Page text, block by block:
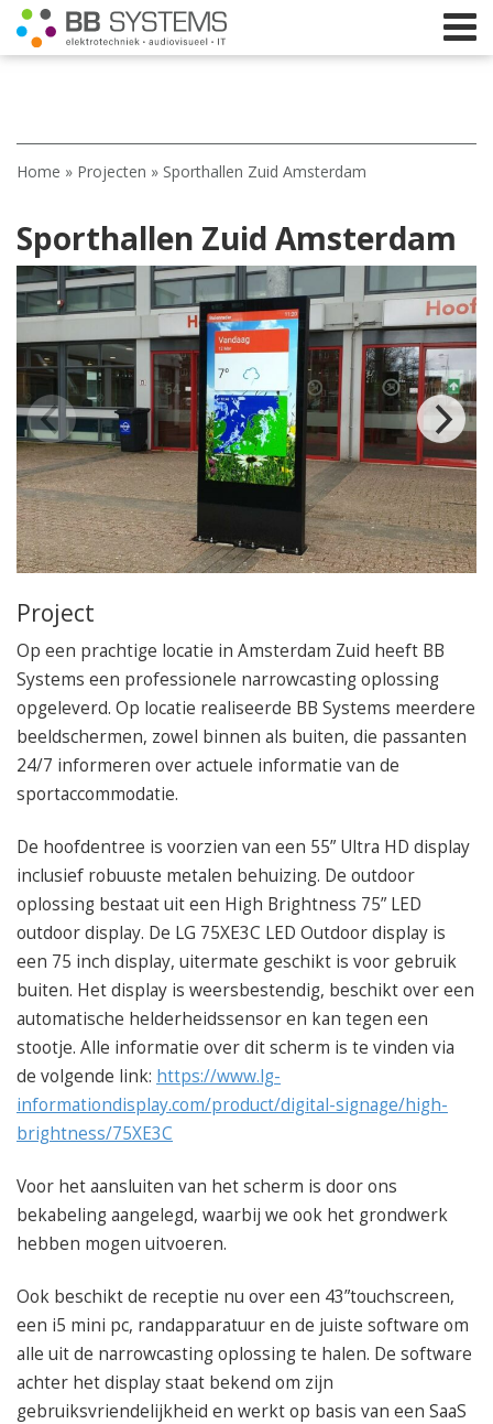
Home
Beeld
Geluid
Elektrotechniek
IT
Webshop
050 – 54 91 662
Route
Home » Projecten » Sporthallen Zuid Amsterdam
Sporthallen Zuid Amsterdam
Project
Op een prachtige locatie in Amsterdam Zuid heeft BB
Systems een professionele narrowcasting oplossing
opgeleverd. Op locatie realiseerde BB Systems meerdere
beeldschermen, zowel binnen als buiten, die passanten
24/7 informeren over actuele informatie van de
sportaccommodatie.
De hoofdentree is voorzien van een 55” Ultra HD display
inclusief robuuste metalen behuizing. De outdoor
oplossing bestaat uit een High Brightness 75” LED
outdoor display. De LG 75XE3C LED Outdoor display is
een 75 inch display, uitermate geschikt is voor gebruik
buiten. Het display is weersbestendig, beschikt over een
automatische helderheidssensor en kan tegen een
stootje. Alle informatie over dit scherm is te vinden via
de volgende link: https://www.lg-
informationdisplay.com/product/digital-signage/high-
brightness/75XE3C
Voor het aansluiten van het scherm is door ons
bekabeling aangelegd, waarbij we ook het grondwerk
hebben mogen uitvoeren.
Ook beschikt de receptie nu over een 43”touchscreen,
een i5 mini pc, randapparatuur en de juiste software om
alle uit de narrowcasting oplossing te halen. De software
achter het display staat bekend om zijn
gebruiksvriendelijkheid en werkt op basis van een SaaS